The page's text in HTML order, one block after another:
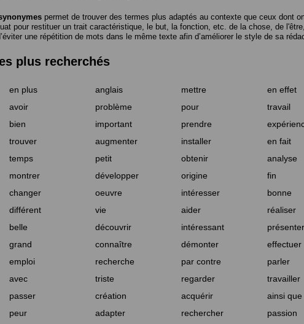
permet de trouver des termes plus adaptés au contexte que ceux dont
pour restituer un trait caractéristique, le but, la fonction, etc. de la chose, de
une répétition de mots dans le même texte afin d’améliorer le style de sa
plus recherchés
en plus anglais mettre en effet
avoir problème pour travail
bien important prendre
trouver augmenter installer en fait
temps petit obtenir analyse
montrer développer origine fin
changer oeuvre intéresser bonne
différent vie aider réaliser
belle découvrir intéressant présenter
grand connaître démonter effectuer
emploi recherche par contre parler
avec triste regarder travailler
passer création acquérir ainsi que
peur adapter rechercher passion